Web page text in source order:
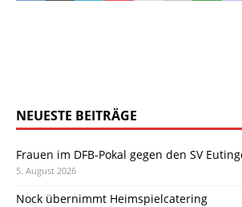
NEUESTE BEITRÄGE
Frauen im DFB-Pokal gegen den SV
5. August 2026
Nock übernimmt Heimspielcatering